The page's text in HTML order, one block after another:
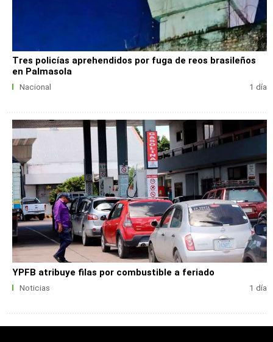
Tres policías aprehendidos por fuga de reos brasileños
en Palmasola
Nacional 1 día
YPFB atribuye filas por combustible a feriado
Noticias 1 día